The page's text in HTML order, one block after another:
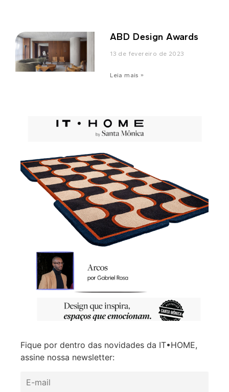
ABD Design Awards
13 de fevereiro de 2023
Leia mais »
Fique por dentro das novidades da IT•HOME,
assine nossa newsletter: